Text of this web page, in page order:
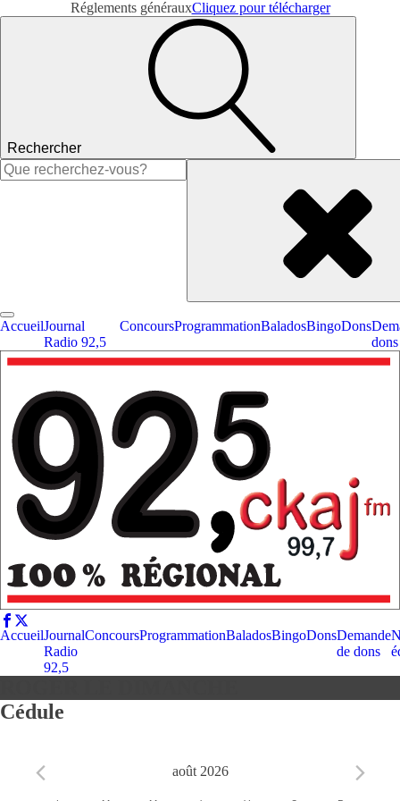
Réglements générauxCliquez pour télécharger
Rechercher
Rechercher :
AccueilJournal
Radio 92,5
ConcoursProgrammationBaladosBingoDons
dons
AccueilJournal
Radio
92,5
ConcoursProgrammationBaladosBingoDonsDemande
de dons
Cédule
août 2026